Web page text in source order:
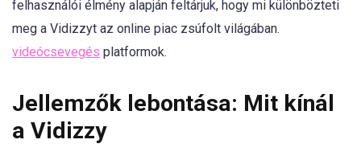
felhasználói élmény alapján feltárjuk, hogy mi különbözteti
meg a Vidizzyt az online piac zsúfolt világában.
videócsevegés platformok.
Jellemzők lebontása: Mit kínál
a Vidizzy